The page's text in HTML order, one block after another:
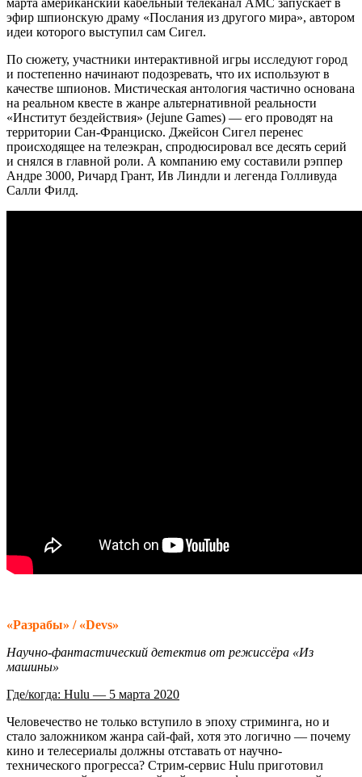
эфир шпионскую драму «Послания из другого мира», автором
идеи которого выступил сам Сигел.
По сюжету, участники интерактивной игры исследуют город
и постепенно начинают подозревать, что их используют в
качестве шпионов. Мистическая антология частично основана
на реальном квесте в жанре альтернативной реальности
«Институт бездействия» (Jejune Games) — его проводят на
территории Сан-Франциско. Джейсон Сигел перенес
происходящее на телеэкран, спродюсировал все десять серий
и снялся в главной роли. А компанию ему составили рэппер
Андре 3000, Ричард Грант, Ив Линдли и легенда Голливуда
Салли Филд.
«Разрабы» / «Devs»
Научно-фантастический детектив от режиссёра «Из
машины»
Где/когда: Hulu — 5 марта 2020
Человечество не только вступило в эпоху стриминга, но и
стало заложником жанра сай-фай, хотя это логично — почему
кино и телесериалы должны отставать от научно-
технического прогресса? Стрим-сервис Hulu приготовил